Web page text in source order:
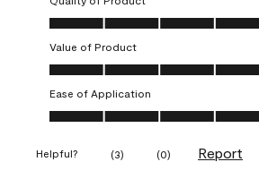
Quality of Product, 5.0 out of 5
Value of Product
Value of Product, 5.0 out of 5
Ease of Application
Ease of Application, 5.0 out of 5
Helpful? (3) (0) Report